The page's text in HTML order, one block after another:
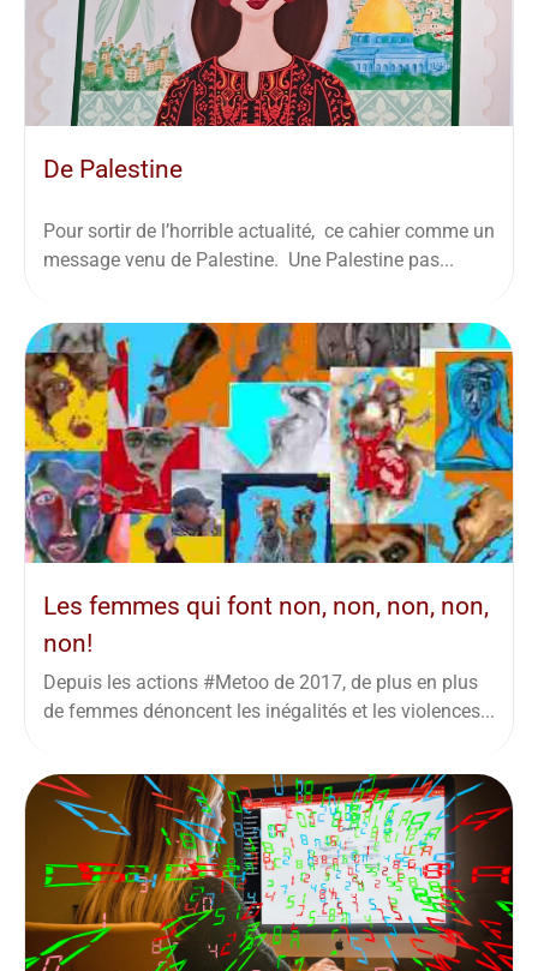
De Palestine
Pour sortir de l’horrible actualité, ce cahier comme un
message venu de Palestine. Une Palestine pas...
Les femmes qui font non, non, non, non,
non!
Depuis les actions #Metoo de 2017, de plus en plus
de femmes dénoncent les inégalités et les violences...